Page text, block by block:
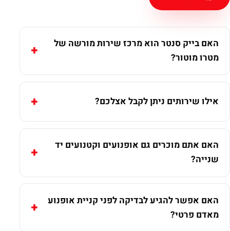
האם בייק סנטר הוא מרכז שירות מורשה של
מטרו מוטור?
אילו שירותים ניתן לקבל אצלכם?
האם אתם מוכרים גם אופנועים וקטנועים יד
שנייה?
האם אפשר להגיע לבדיקה לפני קניית אופנוע
מאדם פרטי?